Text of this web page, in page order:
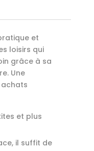
et
loisirs qui
grâce à sa
Une
et plus
il suffit de